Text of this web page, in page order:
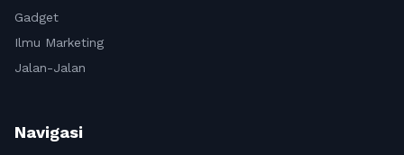
Gadget
Ilmu Marketing
Jalan-Jalan
Navigasi